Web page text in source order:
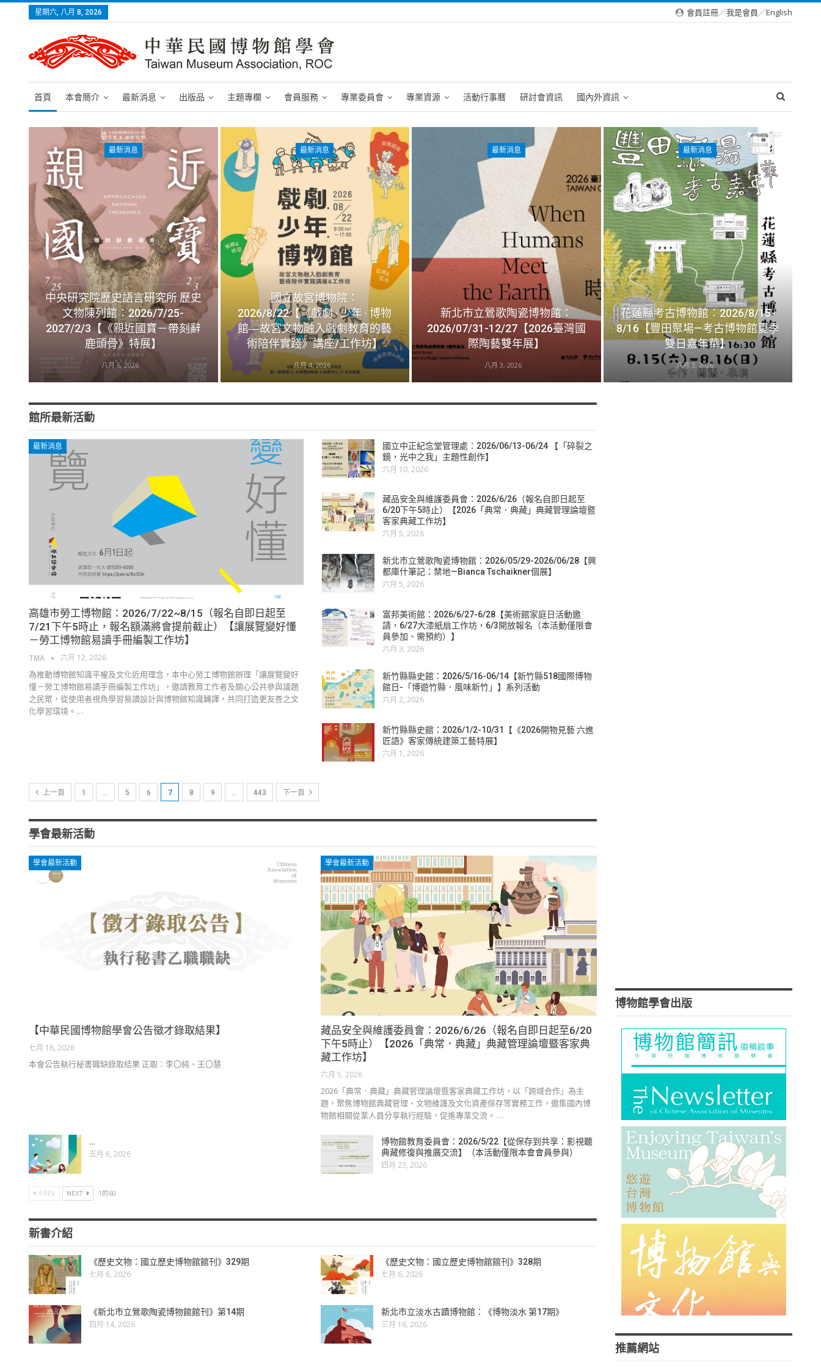
星期六, 八月 8, 2026 會員註冊／我是會員／English
首頁 本會簡介 最新消息 出版品 主題專欄 會員服務 專業委員會 專業資源 活動行事曆 研討會資訊 國內外資訊
最新消息
中央研究院歷史語言研究所 歷史
文物陳列館：2026/7/25-
2027/2/3【《親近國寶－帶刻辭
鹿頭骨》特展】
八月 6, 2026
最新消息
國立故宮博物院：
2026/8/22【《戲劇 · 少年 · 博物
館―故宮文物融入戲劇教育的藝
術陪伴實踐》講座/工作坊】
八月 4, 2026
最新消息
新北市立鶯歌陶瓷博物館：
2026/07/31-12/27【2026臺灣國
際陶藝雙年展】
八月 3, 2026
最新消息
花蓮縣考古博物館：2026/8/15-
8/16【豐田聚場—考古博物館夏季
雙日嘉年華】
八月 3, 2026
館所最新活動
最新消息
高雄市勞工博物館：2026/7/22~8/15（報名自即日起至
7/21下午5時止，報名額滿將會提前截止）【讓展覽變好懂
－勞工博物館易讀手冊編製工作坊】
TMA 六月 12, 2026
為推動博物館知識平權及文化近用理念，本中心勞工博物館辦理「讓展覽變好
懂－勞工博物館易讀手冊編製工作坊」，邀請教育工作者及關心公共參與議題
之民眾，從使用者視角學習易讀設計與博物館知識轉譯，共同打造更友善之文
化學習環境。…
國立中正紀念堂管理處：2026/06/13-06/24 【「碎裂之
鏡，光中之我」主題性創作】
六月 10, 2026
藏品安全與維護委員會：2026/6/26（報名自即日起至
6/20下午5時止）【2026「典常．典藏」典藏管理論壇暨
客家典藏工作坊】
六月 5, 2026
新北市立鶯歌陶瓷博物館：2026/05/29-2026/06/28【興
都庫什筆記：禁地—Bianca Tschaikner個展】
六月 5, 2026
富邦美術館：2026/6/27-6/28【美術館家庭日活動邀
請，6/27大漆紙扇工作坊，6/3開放報名（本活動僅限會
員參加、需預約）】
六月 3, 2026
新竹縣縣史館：2026/5/16-06/14【新竹縣518國際博物
館日-「博遊竹縣．風味新竹」】系列活動
六月 2, 2026
新竹縣縣史館：2026/1/2-10/31【《2026開物見藝 六進
匠語》客家傳統建築工藝特展】
六月 1, 2026
上一頁 1 … 5 6 7 8 9 … 443 下一頁
學會最新活動
學會最新活動
【中華民國博物館學會公告徵才錄取結果】
七月 16, 2026
本會公告執行秘書職缺錄取結果 正取：李〇純、王〇慧
學會最新活動
藏品安全與維護委員會：2026/6/26（報名自即日起至6/20
下午5時止）【2026「典常．典藏」典藏管理論壇暨客家典
藏工作坊】
六月 5, 2026
2026「典常．典藏」典藏管理論壇暨客家典藏工作坊，以「跨域合作」為主
題，聚焦博物館典藏管理、文物維護及文化資產保存等實務工作，邀集國內博
物館相關從業人員分享執行經驗，促進專業交流。 …
…
五月 6, 2026
博物館教育委員會：2026/5/22【從保存到共享：影視聽
典藏修復與推廣交流】（本活動僅限本會會員參與）
四月 23, 2026
PREV NEXT 1的60
新書介紹
《歷史文物：國立歷史博物館館刊》329期
七月 6, 2026
《歷史文物：國立歷史博物館館刊》328期
七月 6, 2026
《新北市立鶯歌陶瓷博物館館刊》第14期
四月 14, 2026
新北市立淡水古蹟博物館：《博物淡水 第17期》
三月 16, 2026
博物館學會出版
推薦網站